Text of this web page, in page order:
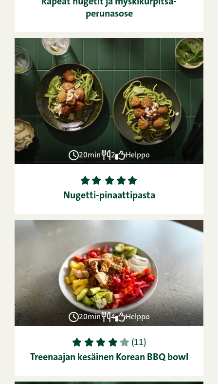
Rapeat nugetit ja myskikurpitsa-
perunasose
20min 2 Helppo
1 2 3 4
5
Nugetti-pinaattipasta
20min 4 Helppo
1 2 3 4 5 (11)
Treenaajan kesäinen Korean BBQ bowl